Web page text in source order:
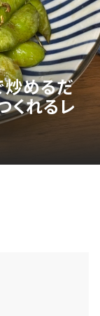
炒めるだ
くれるレ